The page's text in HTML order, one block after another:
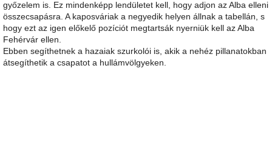
győzelem is. Ez mindenképp lendületet kell, hogy adjon az Alba elleni
összecsapásra. A kaposváriak a negyedik helyen állnak a tabellán, s
hogy ezt az igen előkelő pozíciót megtartsák nyerniük kell az Alba
Fehérvár ellen.
Ebben segíthetnek a hazaiak szurkolói is, akik a nehéz pillanatokban
átsegíthetik a csapatot a hullámvölgyeken.